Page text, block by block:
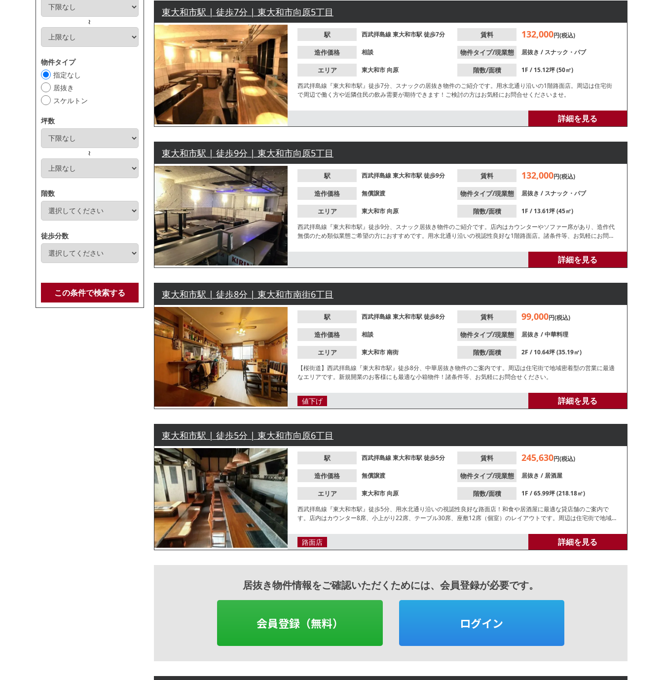
～
物件タイプ
指定なし
居抜き
スケルトン
坪数
～
階数
徒歩分数
この条件で検索する
東大和市駅 | 徒歩7分 | 東大和市向原5丁目
駅 西武拝島線東大和市駅徒歩7分 賃料 132,000円(税込)
造作価格 相談 物件タイプ/現業態 居抜き / スナック・パブ
エリア 東大和市向原 階数/面積
1F / 15.12坪 (50㎡)
西武拝島線『東大和市駅』徒歩7分、スナックの居抜き物件のご紹介です。用水北通り沿いの1階路面店。周辺は住宅街
で周辺で働く方や近隣住民の飲み需要が期待できます！ご検討の方はお気軽にお問合せくださいませ。
詳細を見る
東大和市駅 | 徒歩9分 | 東大和市向原5丁目
駅 西武拝島線東大和市駅徒歩9分 賃料 132,000円(税込)
造作価格 無償譲渡 物件タイプ/現業態 居抜き / スナック・パブ
エリア 東大和市向原 階数/面積
1F / 13.61坪 (45㎡)
西武拝島線『東大和市駅』徒歩9分、スナック居抜き物件のご紹介です。店内はカウンターやソファー席があり、造作代
無償のため類似業態ご希望の方におすすめです。用水北通り沿いの視認性良好な1階路面店。諸条件等、お気軽にお問合
詳細を見る
東大和市駅 | 徒歩8分 | 東大和市南街6丁目
駅 西武拝島線東大和市駅徒歩8分 賃料 99,000円(税込)
造作価格 相談 物件タイプ/現業態 居抜き /中華料理
エリア 東大和市南街 階数/面積
2F / 10.64坪 (35.19㎡)
【桜街道】西武拝島線『東大和市駅』徒歩8分、中華居抜き物件のご案内です。周辺は住宅街で地域密着型の営業に最適
なエリアです。新規開業のお客様にも最適な小箱物件！諸条件等、お気軽にお問合せください。
値下げ 詳細を見る
東大和市駅 | 徒歩5分 | 東大和市向原6丁目
駅 西武拝島線東大和市駅徒歩5分 賃料 245,630円(税込)
造作価格 無償譲渡 物件タイプ/現業態 居抜き / 居酒屋
エリア 東大和市向原 階数/面積
1F / 65.99坪 (218.18㎡)
西武拝島線『東大和市駅』徒歩5分、用水北通り沿いの視認性良好な路面店！和食や居酒屋に最適な貸店舗のご案内で
す。店内はカウンター8席、小上がり22席、テーブル30席、座敷12席（個室）のレイアウトです。周辺は住宅街で地域
路面店 詳細を見る
居抜き物件情報をご確認いただくためには、会員登録が必要です。
会員登録（無料） ログイン